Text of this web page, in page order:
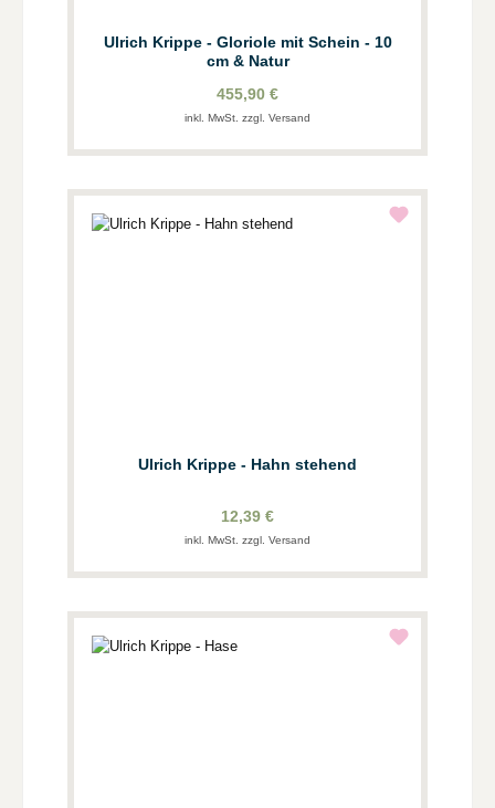
Ulrich Krippe - Gloriole mit Schein - 10
cm & Natur
455,90 €
inkl. MwSt. zzgl. Versand
Ulrich Krippe - Hahn stehend
12,39 €
inkl. MwSt. zzgl. Versand